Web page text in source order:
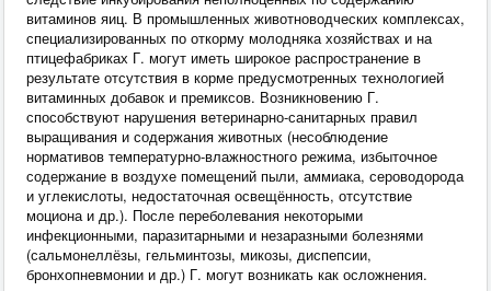
витаминов яиц. В промышленных животноводческих комплексах,
специализированных по откорму молодняка хозяйствах и на
птицефабриках Г. могут иметь широкое распространение в
результате отсутствия в корме предусмотренных технологией
витаминных добавок и премиксов. Возникновению Г.
способствуют нарушения ветеринарно-санитарных правил
выращивания и содержания животных (несоблюдение
нормативов температурно-влажностного режима, избыточное
содержание в воздухе помещений пыли, аммиака, сероводорода
и углекислоты, недостаточная освещённость, отсутствие
моциона и др.). После переболевания некоторыми
инфекционными, паразитарными и незаразными болезнями
(сальмонеллёзы, гельминтозы, микозы, диспепсии,
бронхопневмонии и др.) Г. могут возникать как осложнения.